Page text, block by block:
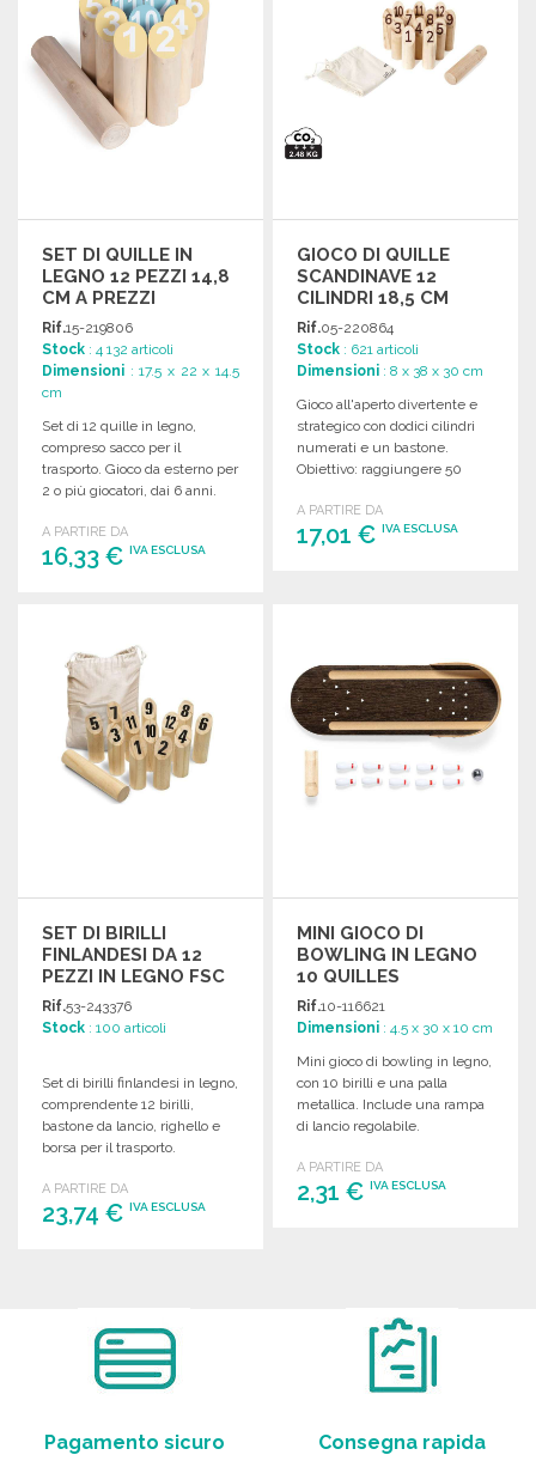
SET DI QUILLE IN
LEGNO 12 PEZZI 14,8
CM A PREZZI
ALL'INGROSSO
Rif.15-219806
Stock : 4 132 articoli
Dimensioni : 17.5 x 22 x 14.5
cm
Set di 12 quille in legno,
compreso sacco per il
trasporto. Gioco da esterno per
2 o più giocatori, dai 6 anni.
A PARTIRE DA
16,33 € IVA ESCLUSA
Richiedi un preventivo
GIOCO DI QUILLE
SCANDINAVE 12
CILINDRI 18,5 CM
Rif.05-220864
Stock : 621 articoli
Dimensioni : 8 x 38 x 30 cm
Gioco all'aperto divertente e
strategico con dodici cilindri
numerati e un bastone.
Obiettivo: raggiungere 50
A PARTIRE DA
17,01 € IVA ESCLUSA
SET DI BIRILLI
FINLANDESI DA 12
PEZZI IN LEGNO FSC
Rif.53-243376
Stock : 100 articoli
Set di birilli finlandesi in legno,
comprendente 12 birilli,
bastone da lancio, righello e
borsa per il trasporto.
A PARTIRE DA
23,74 € IVA ESCLUSA
MINI GIOCO DI
BOWLING IN LEGNO
10 QUILLES
Rif.10-116621
Dimensioni : 4.5 x 30 x 10 cm
Mini gioco di bowling in legno,
con 10 birilli e una palla
metallica. Include una rampa
di lancio regolabile.
A PARTIRE DA
2,31 €IVA ESCLUSA
Pagamento sicuro Consegna rapida